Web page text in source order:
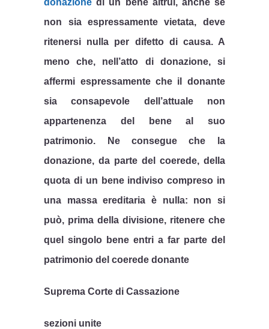
non sia espressamente vietata, deve
ritenersi nulla per difetto di causa. A
meno che, nell’atto di donazione, si
affermi espressamente che il donante
sia consapevole dell’attuale non
appartenenza del bene al suo
patrimonio. Ne consegue che la
donazione, da parte del coerede, della
quota di un bene indiviso compreso in
una massa ereditaria è nulla: non si
può, prima della divisione, ritenere che
quel singolo bene entri a far parte del
patrimonio del coerede donante
Suprema Corte di Cassazione
sezioni unite